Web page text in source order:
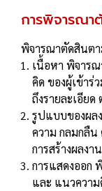
การพิจารณ
พิจารณาตัดสินต
เนื้อหา พิจารณ
คิด ของผู้เข้าร่
ถึงรายละเอียด
รูปแบบของผล
ความ กลมกลืน
การสร้างผลงาน
การแสดงออก
และ แนวควา